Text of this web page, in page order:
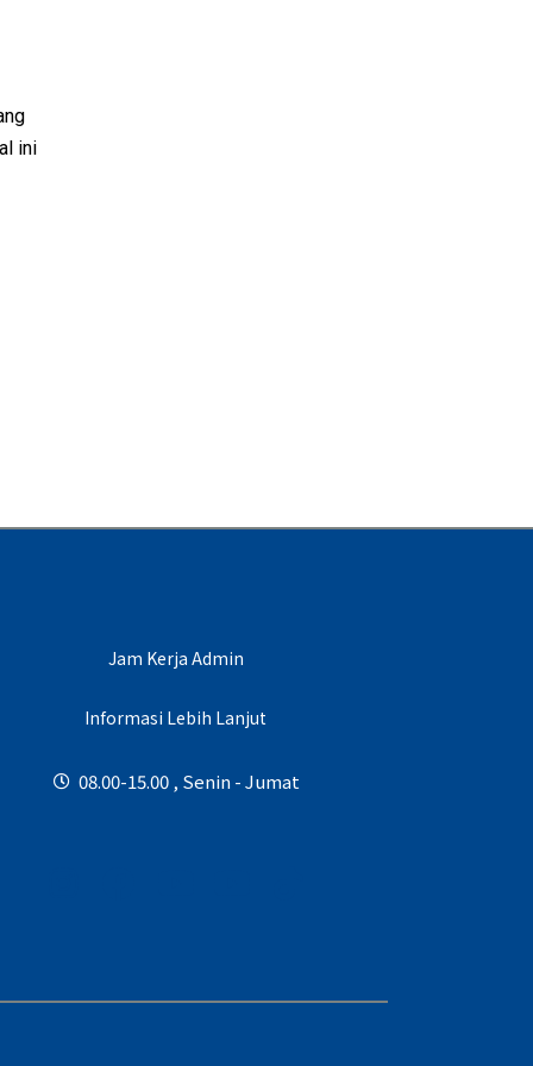
ini
Jam Kerja Admin
Informasi Lebih Lanjut
08.00-15.00 , Senin - Jumat